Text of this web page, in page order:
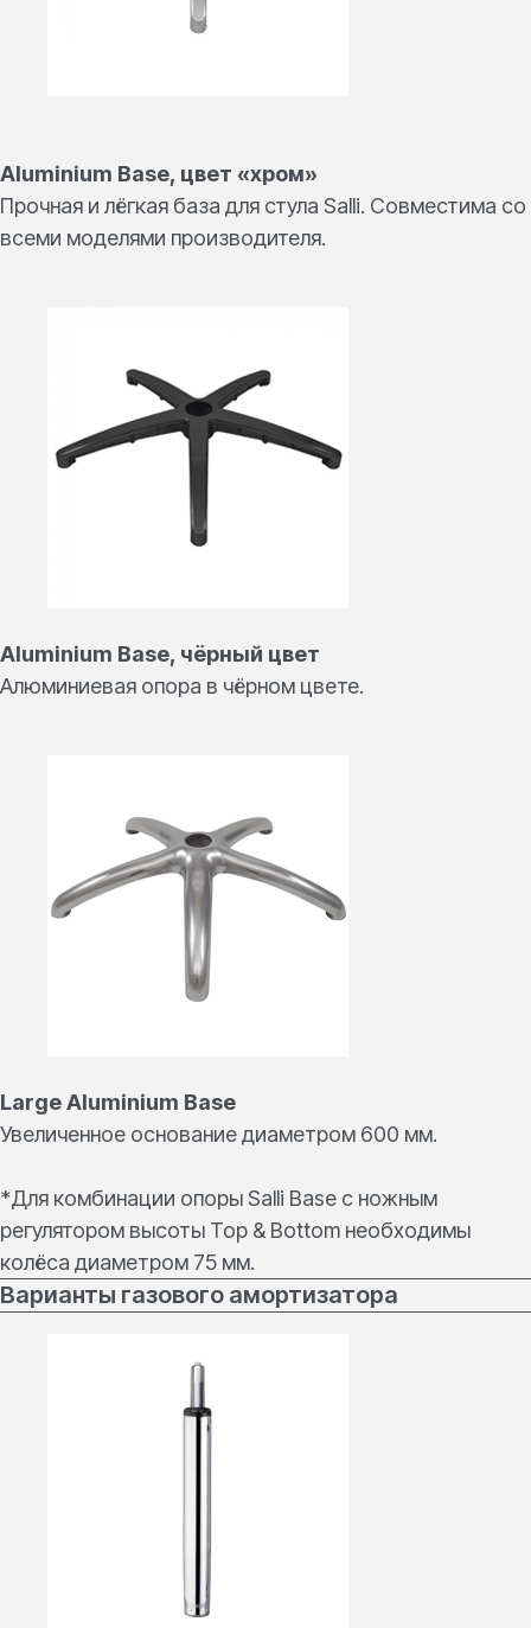
Aluminium Base, цвет «хром»
Прочная и лёгкая база для стула Salli. Совместима со
всеми моделями производителя.
Aluminium Base, чёрный цвет
Алюминиевая опора в чёрном цвете.
Large Aluminium Base
Увеличенное основание диаметром 600 мм.
*Для комбинации опоры Salli Base c ножным
регулятором высоты Top & Bottom необходимы
колёса диаметром 75 мм.
Варианты газового амортизатора